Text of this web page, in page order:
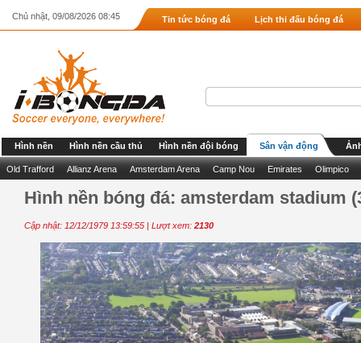
Chủ nhật, 09/08/2026 08:45 Tin tức bóng đá Lịch thi đấu bóng đá
Hình nền Hình nền cầu thủ Hình nền đội bóng Sân vận động
Old Trafford Allianz Arena Amsterdam Arena Camp Nou Emirates Olimpico
Hình nền bóng đá: amsterdam stadium
Cập nhật: 12/12/1979 13:59:55 | Lượt xem: 2130